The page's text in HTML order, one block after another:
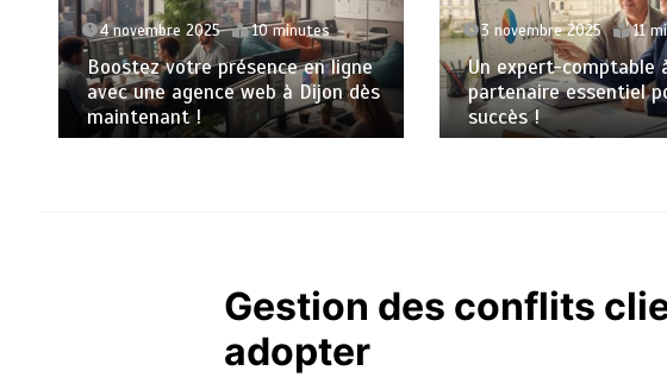
4 novembre 2025 10 minutes
Boostez votre présence en ligne
avec une agence web à Dijon dès
maintenant !
3 novembre 2025 11
Un expert-comptable
partenaire essentiel
succès !
Gestion des conflits
adopter